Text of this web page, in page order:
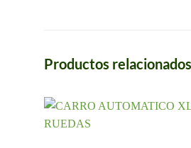
Productos relacionados